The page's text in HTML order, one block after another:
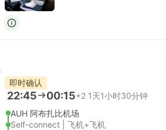
即时确认
22:45 00:15+2 1天1小时30分钟
AUH 阿布扎比机场
Self-connect | 飞机+飞机